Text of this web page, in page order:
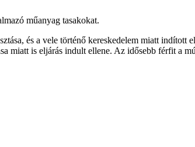
műanyag tasakokat.
és a vele történő kereskedelem miatt indított
miatt is eljárás indult ellene. Az idősebb férfit a